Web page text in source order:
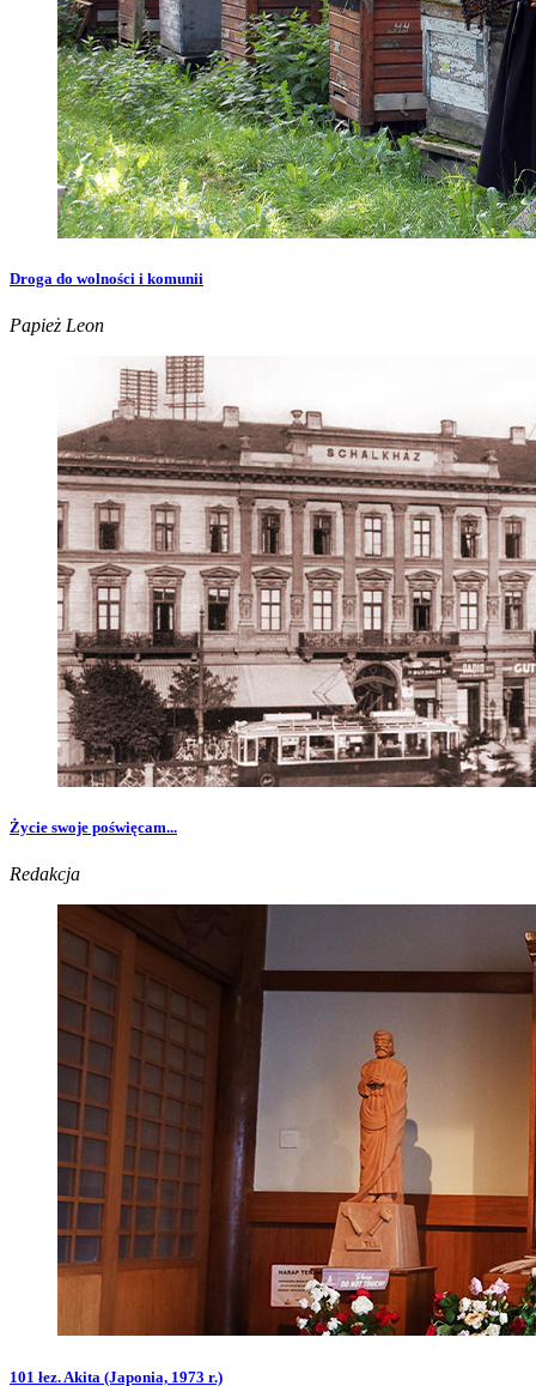
Droga do wolności i komunii
Papież Leon
Życie swoje poświęcam...
Redakcja
101 łez. Akita (Japonia, 1973 r.)